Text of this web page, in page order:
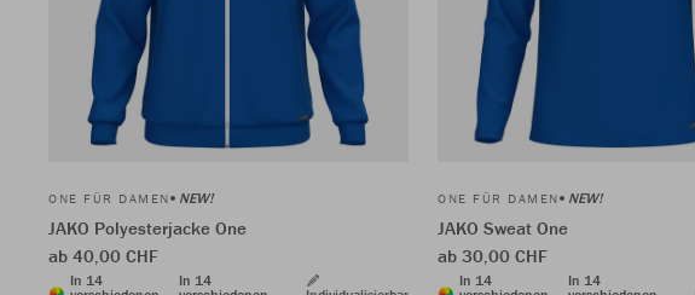
ONE FÜR DAMEN NEW!
JAKO Polyesterjacke One
ab 40,00 CHF
In 14
In 14
ONE FÜR DAMEN NEW!
JAKO Sweat One
ab 30,00 CHF
In 14
In 14